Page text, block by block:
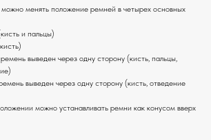
менять положение ремней в четырех основных
и пальцы)
выведен через одну сторону (кисть, пальцы,
выведен через одну сторону (кисть, отведение
можно устанавливать ремни как конусом вверх